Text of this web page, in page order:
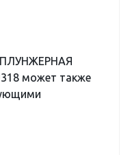
ПЛУНЖЕРНАЯ
может также